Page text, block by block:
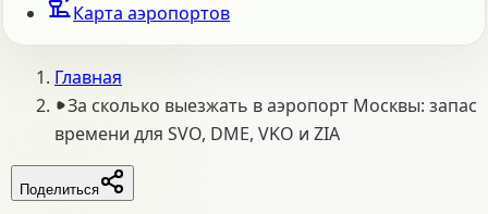
Карта аэропортов
Главная
За сколько выезжать в аэропорт Москвы: запас
времени для SVO, DME, VKO и ZIA
Поделиться